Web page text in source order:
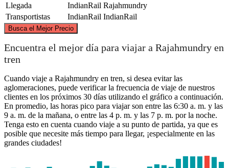
Llegada
IndianRail Rajahmundry
Transportistas
IndianRail IndianRail
Busca el Mejor Precio
©CARTO
Encuentra el mejor día para viajar a Rajahmundry en
tren
Cuando viaje a Rajahmundry en tren, si desea evitar las
aglomeraciones, puede verificar la frecuencia de viaje de nuestros
clientes en los próximos 30 días utilizando el gráfico a continuación.
En promedio, las horas pico para viajar son entre las 6:30 a. m. y las
9 a. m. de la mañana, o entre las 4 p. m. y las 7 p. m. por la noche.
Tenga esto en cuenta cuando viaje a su punto de partida, ya que es
posible que necesite más tiempo para llegar, ¡especialmente en las
grandes ciudades!